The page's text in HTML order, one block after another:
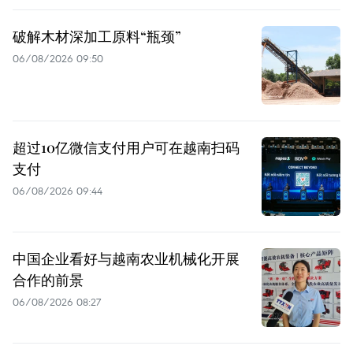
破解木材深加工原料“瓶颈”
06/08/2026 09:50
超过10亿微信支付用户可在越南扫码
支付
06/08/2026 09:44
中国企业看好与越南农业机械化开展
合作的前景
06/08/2026 08:27